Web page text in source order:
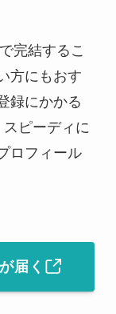
完結するこ
方にもおす
録にかかる
ピーディに
ロフィール
届く